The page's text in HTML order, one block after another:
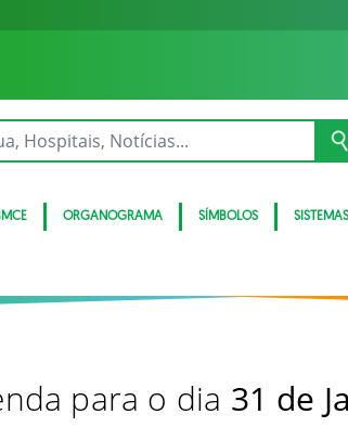
ORGANOGRAMA SÍMBOLOS SISTEMAS
para o dia 31 de